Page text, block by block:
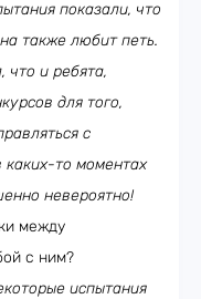
показали, что
также любит петь.
что и ребята,
для того,
с
каких-то моментах
невероятно!
между
с ним?
испытания